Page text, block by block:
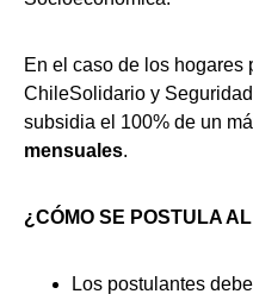
En el caso de los hogares
ChileSolidario y
subsidia el 100% de un
mensuales.
¿CÓMO SE POSTULA
Los postulantes